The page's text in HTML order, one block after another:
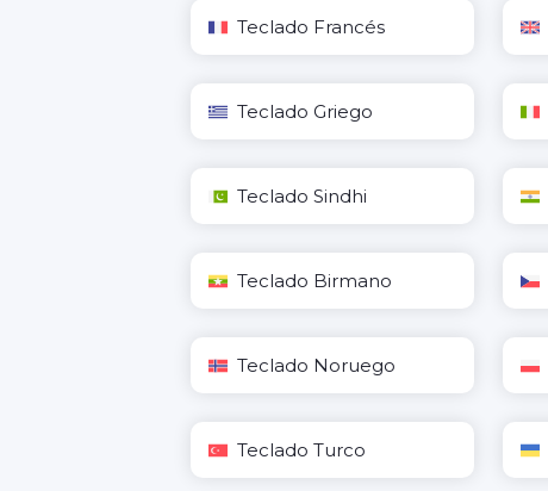
Teclado Francés
Teclado Griego
Teclado Sindhi
Teclado Birmano
Teclado Noruego
Teclado Turco